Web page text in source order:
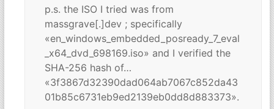
p.s. the ISO I tried was from
massgrave[.]dev ; specifically
«en_windows_embedded_posready_7_eval
_x64_dvd_698169.iso» and I verified the
SHA-256 hash of…
«3f3867d32390dad064ab7067c852da43
01b85c6731eb9ed2139eb0dd8d883373».